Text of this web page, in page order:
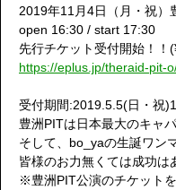
2019年11月4日（月・祝）
open 16:30 / start 17:30
先行チケット受付開始！！
https://eplus.jp/theraid-pit-
受付期間:2019.5.5(日・祝
豊洲PITは日本最大のキャ
そして、bo_yaの生誕ワン
皆様のお力無くては成功は
※豊洲PIT公演のチケット